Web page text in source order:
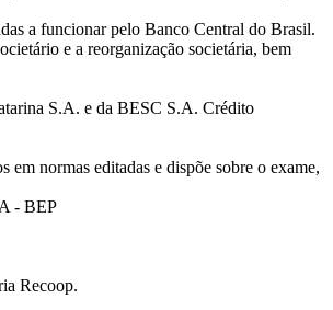
a funcionar pelo Banco Central do Brasil.
e a reorganização societária, bem
S.A. e da BESC S.A. Crédito
normas editadas e dispõe sobre o exame,
- BEP
Recoop.